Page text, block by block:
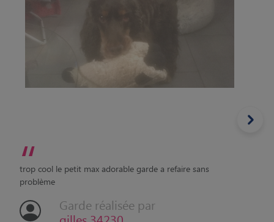
“
trop cool le petit max adorable garde a refaire sans
problème
gilles 34230